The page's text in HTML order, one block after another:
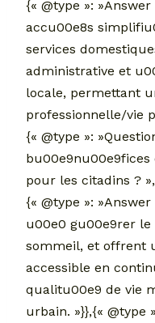
{« @type »:
accu00e8s
services
administrative et
locale, permettant
professionnelle/vie
{« @type »:
pour les citadins ?
{« @type »:
u00e0 gu00e9rer
sommeil, et offrent
accessible en
qualitu00e9 de vie
urbain. »}},{« @type